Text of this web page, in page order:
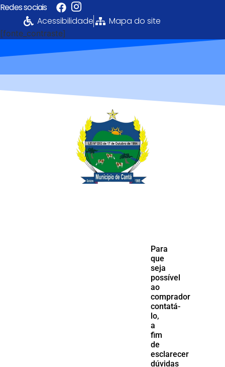
Redes sociais
Acessibilidade
Mapa do site
[fonte_contraste]
Para
que
seja
possível
ao
comprador
contatá-
lo,
a
fim
de
esclarecer
dúvidas